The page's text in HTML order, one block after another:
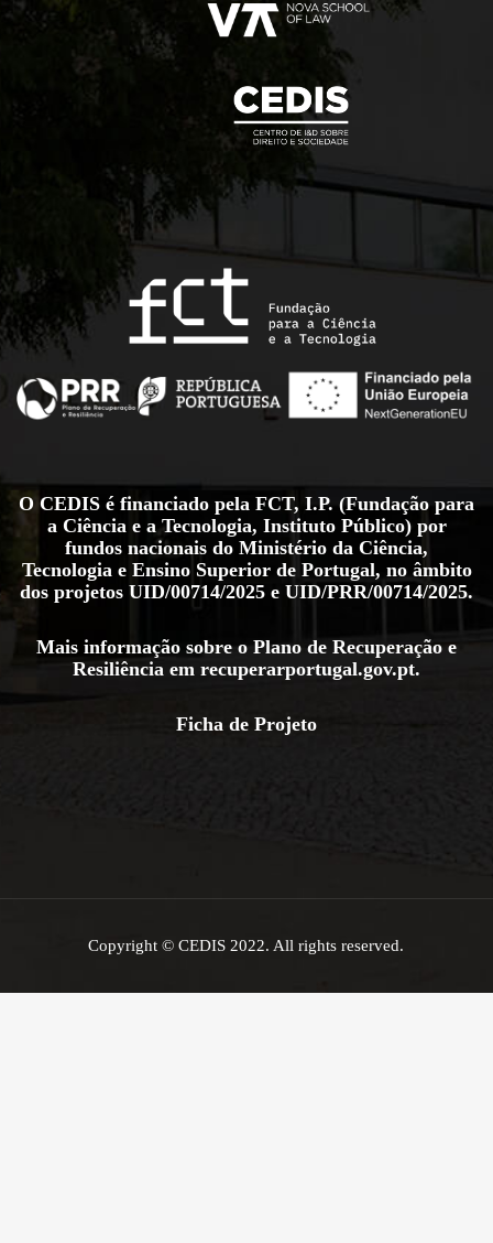
O CEDIS é financiado pela FCT, I.P. (Fundação para
a Ciência e a Tecnologia, Instituto Público) por
fundos nacionais do Ministério da Ciência,
Tecnologia e Ensino Superior de Portugal, no âmbito
dos projetos UID/00714/2025 e UID/PRR/00714/2025.
Mais informação sobre o Plano de Recuperação e
Resiliência em recuperarportugal.gov.pt.
Ficha de Projeto
Copyright © CEDIS 2022. All rights reserved.